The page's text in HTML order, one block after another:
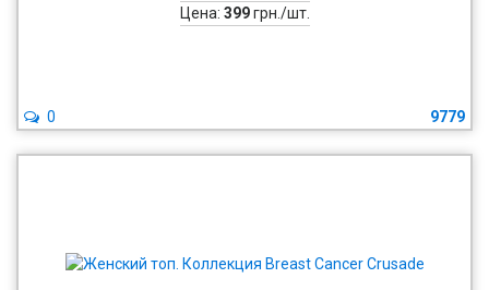
Цена: 399грн./шт.
9779
0